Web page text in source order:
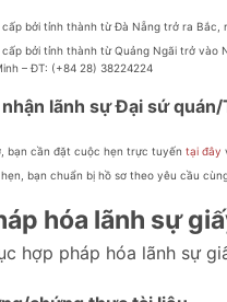
bởi tỉnh thành từ Đà Nẵng trở ra Bắc,
bởi tỉnh thành từ Quảng Ngãi trở vào
– ĐT: (+84 28) 38224224
lãnh sự Đại sứ quán/
bạn cần đặt cuộc hẹn trực tuyến tại đây
bạn chuẩn bị hồ sơ theo yêu cầu
hóa lãnh sự
hợp pháp hóa lãnh sự